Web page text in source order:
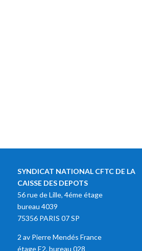
SYNDICAT NATIONAL CFTC DE LA
CAISSE DES DEPOTS
56 rue de Lille, 4éme étage
bureau 4039
75356 PARIS 07 SP
2 av Pierre Mendés France
étage E2, bureau 028